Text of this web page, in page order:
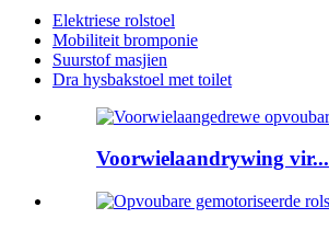
Elektriese rolstoel
Mobiliteit bromponie
Suurstof masjien
Dra hysbakstoel met toilet
Voorwielaandrywing vir...